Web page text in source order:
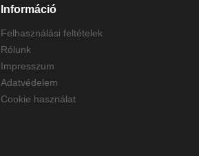
Információ
Felhasználási feltételek
Rólunk
Impresszum
Adatvédelem
Cookie használat